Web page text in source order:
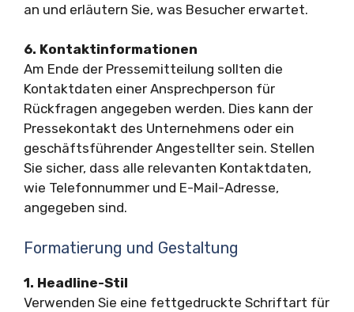
an und erläutern Sie, was Besucher erwartet.
6. Kontaktinformationen
Am Ende der Pressemitteilung sollten die
Kontaktdaten einer Ansprechperson für
Rückfragen angegeben werden. Dies kann der
Pressekontakt des Unternehmens oder ein
geschäftsführender Angestellter sein. Stellen
Sie sicher, dass alle relevanten Kontaktdaten,
wie Telefonnummer und E-Mail-Adresse,
angegeben sind.
Formatierung und Gestaltung
1. Headline-Stil
Verwenden Sie eine fettgedruckte Schriftart für